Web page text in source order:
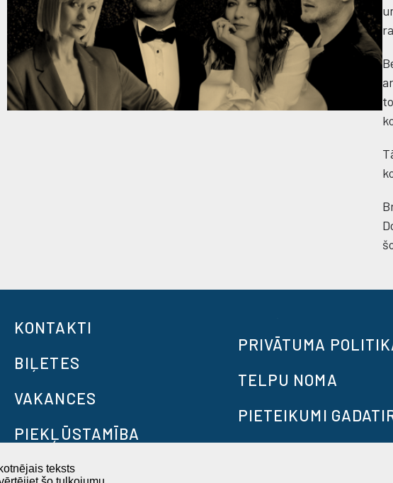
KONTAKTI
BIĻETES
VAKANCES
PIEKĻŪSTAMĪBA
PRIVĀTUMA
TELPU NOMA
PIETEIKUMI
teksts